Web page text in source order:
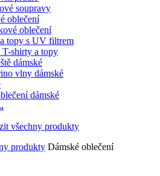
soupravy
oblečení
oblečení
topy s UV filtrem
shirty a topy
dámské
vlny dámské
dámské
produkty Dámské oblečení